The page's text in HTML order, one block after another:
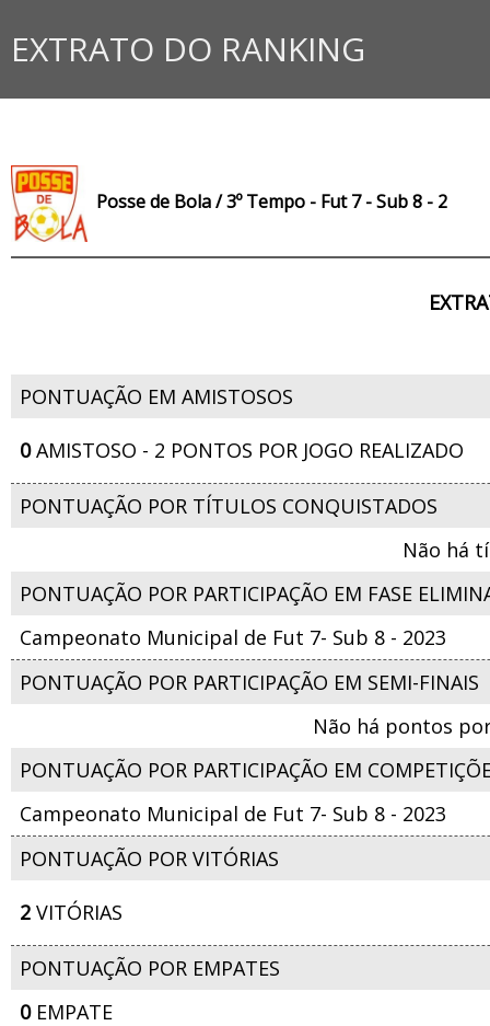
EXTRATO DO RANKING
Posse de Bola / 3º Tempo - Fut 7 - Sub 8 - 2
PONTUAÇÃO EM AMISTOSOS
0AMISTOSO - 2 PONTOS POR JOGO REALIZADO
PONTUAÇÃO POR TÍTULOS CONQUISTADOS
Não há
PONTUAÇÃO POR PARTICIPAÇÃO EM FASE
Campeonato Municipal de Fut 7- Sub 8 - 2023
PONTUAÇÃO POR PARTICIPAÇÃO EM SEMI-FINAIS
Não há pontos
PONTUAÇÃO POR PARTICIPAÇÃO EM
Campeonato Municipal de Fut 7- Sub 8 - 2023
PONTUAÇÃO POR VITÓRIAS
2 VITÓRIAS
PONTUAÇÃO POR EMPATES
0EMPATE